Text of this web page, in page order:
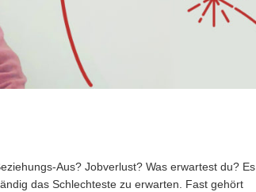
Aus? Jobverlust? Was erwartest du? Es
das Schlechteste zu erwarten. Fast gehört